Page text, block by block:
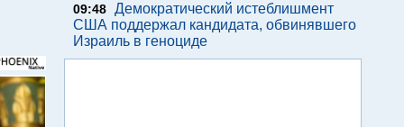
09:48 Демократический истеблишмент
США поддержал кандидата, обвинявшего
Израиль в геноциде